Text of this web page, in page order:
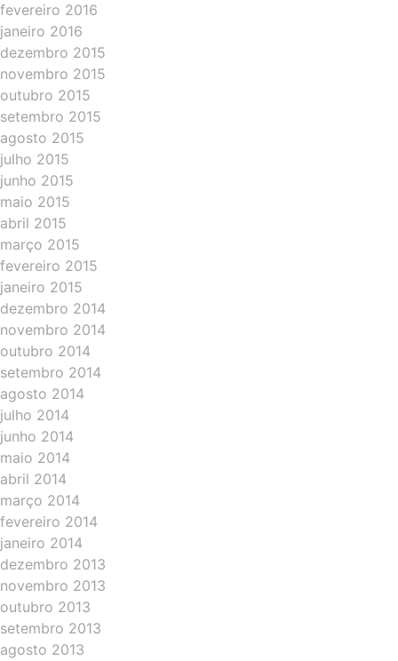
fevereiro 2016
janeiro 2016
dezembro 2015
novembro 2015
outubro 2015
setembro 2015
agosto 2015
julho 2015
junho 2015
maio 2015
abril 2015
março 2015
fevereiro 2015
janeiro 2015
dezembro 2014
novembro 2014
outubro 2014
setembro 2014
agosto 2014
julho 2014
junho 2014
maio 2014
abril 2014
março 2014
fevereiro 2014
janeiro 2014
dezembro 2013
novembro 2013
outubro 2013
setembro 2013
agosto 2013